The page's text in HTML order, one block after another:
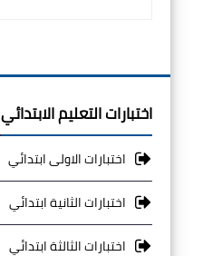
اختبارات التعليم الابتدائي
اختبارات الاولى ابتدائي
اختبارات الثانية ابتدائي
اختبارات الثالثة ابتدائي